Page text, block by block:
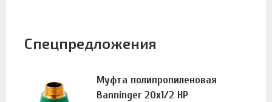
Спецпредложения
Муфта полипропиленовая
Banninger 20х1/2 НР